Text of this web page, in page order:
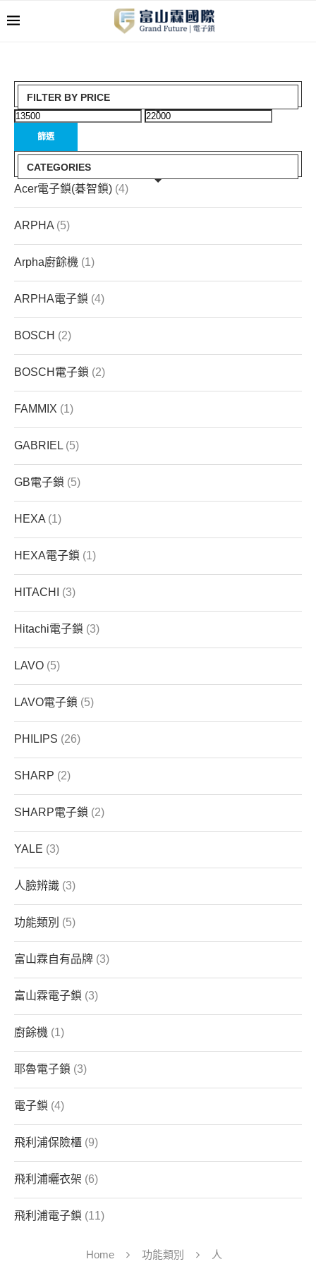
FILTER BY PRICE
篩選
CATEGORIES
Acer電子鎖(碁智鎖) (4)
ARPHA (5)
Arpha廚餘機 (1)
ARPHA電子鎖 (4)
BOSCH (2)
BOSCH電子鎖 (2)
FAMMIX (1)
GABRIEL (5)
GB電子鎖 (5)
HEXA (1)
HEXA電子鎖 (1)
HITACHI (3)
Hitachi電子鎖 (3)
LAVO (5)
LAVO電子鎖 (5)
PHILIPS (26)
SHARP (2)
SHARP電子鎖 (2)
YALE (3)
人臉辨識 (3)
功能類別 (5)
富山霖自有品牌 (3)
富山霖電子鎖 (3)
廚餘機 (1)
耶魯電子鎖 (3)
電子鎖 (4)
飛利浦保險櫃 (9)
飛利浦曬衣架 (6)
飛利浦電子鎖 (11)
Home 功能類別 人